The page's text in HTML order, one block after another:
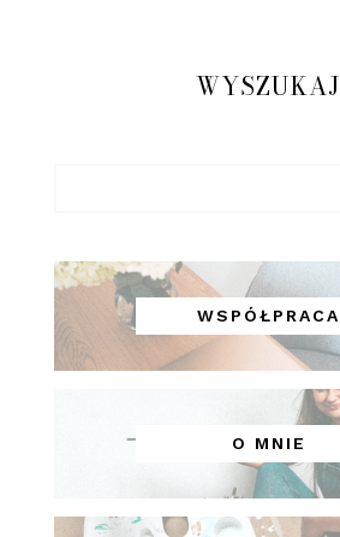
WYSZUKAJ
WSPÓŁPRACA
O MNIE